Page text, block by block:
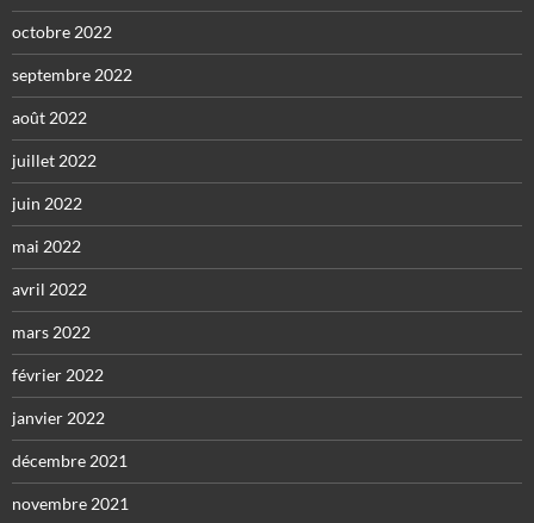
octobre 2022
septembre 2022
août 2022
juillet 2022
juin 2022
mai 2022
avril 2022
mars 2022
février 2022
janvier 2022
décembre 2021
novembre 2021